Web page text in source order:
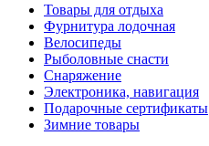
Товары для отдыха
Фурнитура лодочная
Велосипеды
Рыболовные снасти
Снаряжение
Электроника, навигация
Подарочные сертификаты
Зимние товары